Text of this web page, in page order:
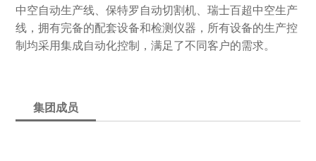
中空自动生产线、保特罗自动切割机、瑞士百超中空生产
线，拥有完备的配套设备和检测仪器，所有设备的生产控
制均采用集成自动化控制，满足了不同客户的需求。
集团成员